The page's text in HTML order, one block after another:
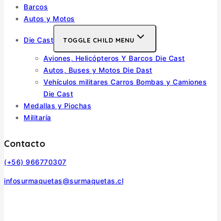
Barcos
Autos y Motos
Die Cast TOGGLE CHILD MENU
Aviones, Helicópteros Y Barcos Die Cast
Autos, Buses y Motos Die Dast
Vehículos militares Carros Bombas y Camiones
Die Cast
Medallas y Piochas
Militaría
Contacto
(+56) 966770307
infosurmaquetas@surmaquetas.cl